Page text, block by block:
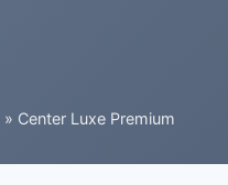
» Center Luxe Premium